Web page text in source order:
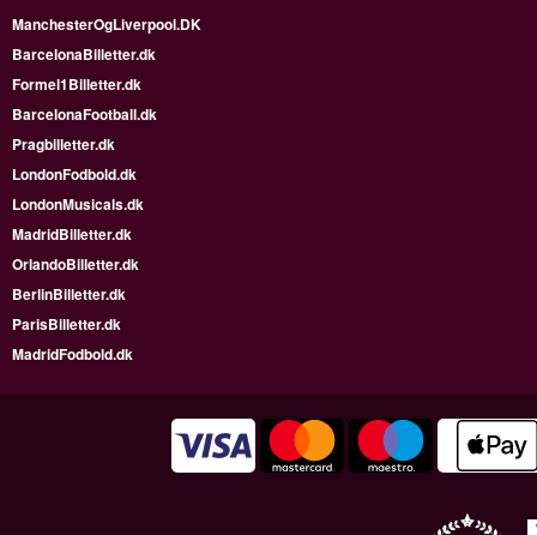
ManchesterOgLiverpool.DK
BarcelonaBilletter.dk
Formel1Billetter.dk
BarcelonaFootball.dk
Pragbilletter.dk
LondonFodbold.dk
LondonMusicals.dk
MadridBilletter.dk
OrlandoBilletter.dk
BerlinBilletter.dk
ParisBilletter.dk
MadridFodbold.dk